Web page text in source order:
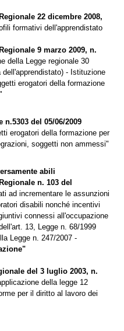
22 dicembre 2008,
formativi dell'apprendistato
9 marzo 2009, n.
della Legge regionale 30
- Istituzione
erogatori della formazione
del 05/06/2009
erogatori della formazione per
soggetti non ammessi"
abili
n. 103 del
ad incrementare le assunzioni
disabili nonché incentivi
connessi all'occupazione
13, Legge n. 68/1999
Legge n. 247/2007 -
del 3 luglio 2003, n.
della legge 12
per il diritto al lavoro dei